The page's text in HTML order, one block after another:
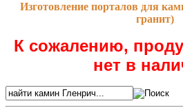
Изготовление порталов для
гранит)
К сожалению,
нет в